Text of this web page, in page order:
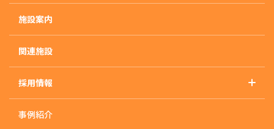
入院治療について
入・退院の流れ
入院生活について
施設案内
関連施設
採用情報
採用情報トップ
採用に関するお知らせ
事例紹介